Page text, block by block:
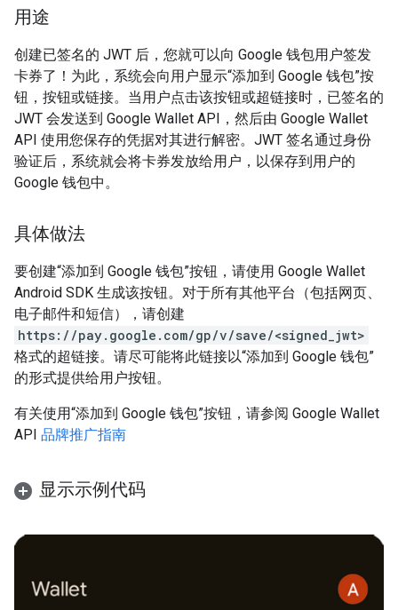
用途
创建已签名的 JWT 后，您就可以向 Google 钱包用户签发
卡券了！为此，系统会向用户显示“添加到 Google 钱包”按
钮，按钮或链接。当用户点击该按钮或超链接时，已签名的
JWT 会发送到 Google Wallet API，然后由 Google Wallet
API 使用您保存的凭据对其进行解密。JWT 签名通过身份
验证后，系统就会将卡券发放给用户，以保存到用户的
Google 钱包中。
具体做法
要创建“添加到 Google 钱包”按钮，请使用 Google Wallet
Android SDK 生成该按钮。对于所有其他平台（包括网页、
电子邮件和短信），请创建
https://pay.google.com/gp/v/save/<signed_jwt>
格式的超链接。请尽可能将此链接以“添加到 Google 钱包”
的形式提供给用户按钮。
有关使用“添加到 Google 钱包”按钮，请参阅 Google Wallet
API 品牌推广指南
显示示例代码